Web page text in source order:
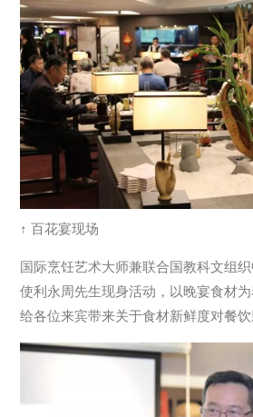
↑ 百花宴现场
国际烹饪艺术大师兼联合国教科文组
使利永周先生现身活动，以晚宴食材
给各位来宾带来关于食材新鲜度对餐